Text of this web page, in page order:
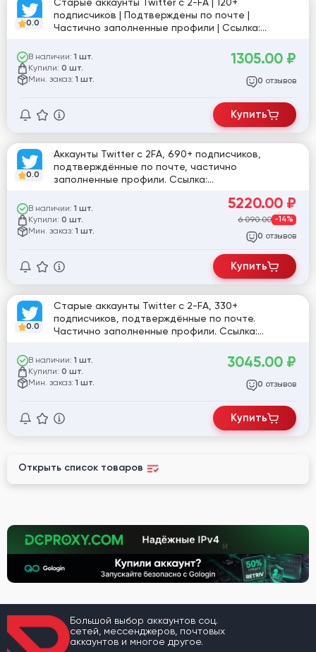
0.0
подписчиков | Подтверждены по почте |
Частично заполненные профили | Ссылка:
В наличии: 1 шт.
Купили: 0 шт.
Мин. заказ: 1 шт.
1305.00 ₽
0 отзывов
Купить
0.0
Аккаунты Twitter с 2FA, 690+ подписчиков,
подтверждённые по почте, частично
заполненные профили. Ссылка:
В наличии: 1 шт.
Купили: 0 шт.
Мин. заказ: 1 шт.
5220.00 ₽
6 090.00 -14%
0 отзывов
Купить
0.0
Старые аккаунты Twitter с 2-FA, 330+
подписчиков, подтверждённые по почте.
Частично заполненные профили. Ссылка:
В наличии: 1 шт.
Купили: 0 шт.
Мин. заказ: 1 шт.
3045.00 ₽
0 отзывов
Купить
Открыть список товаров
Большой выбор аккаунтов соц.
сетей, мессенджеров, почтовых
аккаунтов и многое другое.